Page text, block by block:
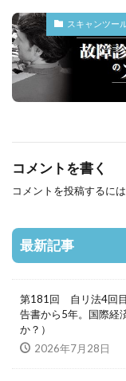
スキャンツー
コメントを書く
コメントを投稿するには
最新記事
第181回 自リ法4回
告書から5年。国際経
か？）
2026年7月28日